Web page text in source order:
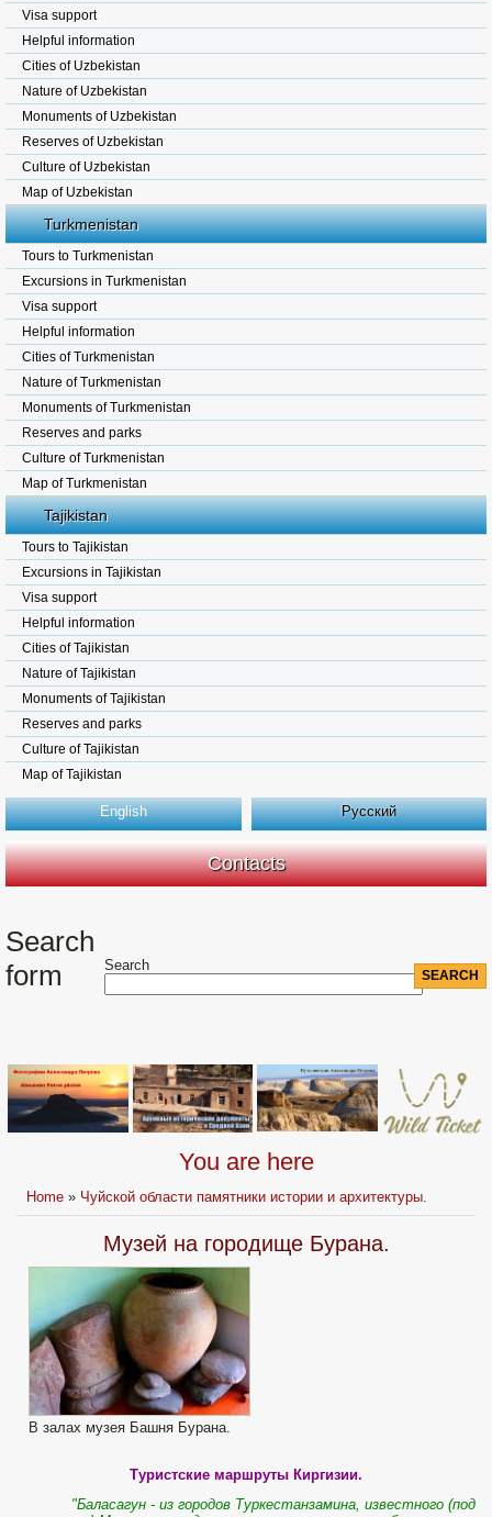
Visa support
Helpful information
Cities of Uzbekistan
Nature of Uzbekistan
Monuments of Uzbekistan
Reserves of Uzbekistan
Culture of Uzbekistan
Map of Uzbekistan
Turkmenistan
Tours to Turkmenistan
Excursions in Turkmenistan
Visa support
Helpful information
Cities of Turkmenistan
Nature of Turkmenistan
Monuments of Turkmenistan
Reserves and parks
Culture of Turkmenistan
Map of Turkmenistan
Tajikistan
Tours to Tajikistan
Excursions in Tajikistan
Visa support
Helpful information
Cities of Tajikistan
Nature of Tajikistan
Monuments of Tajikistan
Reserves and parks
Culture of Tajikistan
Map of Tajikistan
English Русский
Contacts
Search
form
Search
You are here
Home » Чуйской области памятники истории и архитектуры.
Музей на городище Бурана.
В залах музея Башня Бурана.
Туристские маршруты Киргизии.
"Баласагун - из городов Туркестанзамина, известного (под